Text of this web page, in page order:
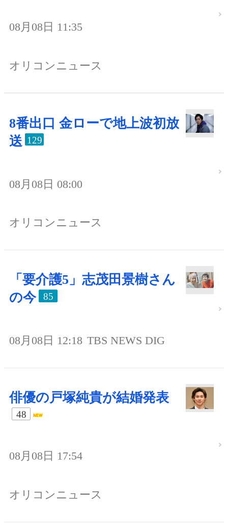
08月08日 11:35
オリコンニュース
8番出口 金ローで地上波初放
送 129
08月08日 08:00
オリコンニュース
「要介護5」志茂田景樹さん
の今
85
08月08日 12:18 TBS NEWS DIG
俳優の戸塚純貴が結婚発表
48
08月08日 17:54
オリコンニュース